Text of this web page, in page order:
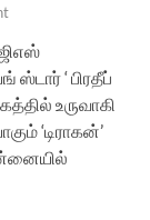
‘ பிரதீப்
உருவாகி
‘டிராகன்’